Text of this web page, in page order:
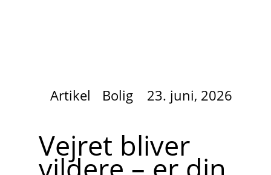
Artikel Bolig 23. juni, 2026
Vejret bliver